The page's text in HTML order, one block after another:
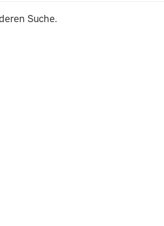
Suche.